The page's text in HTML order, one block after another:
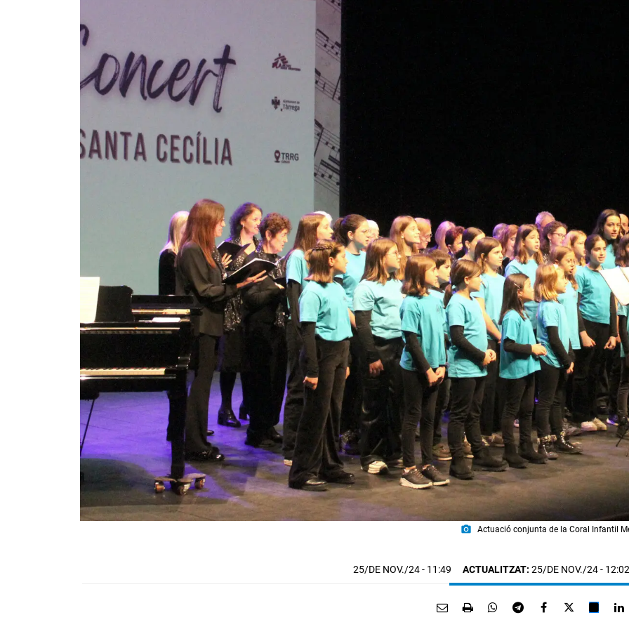
photo_camera Actuació conjunta de la Coral Infantil
25/DE NOV./24- 11:49 ACTUALITZAT: 25/DE NOV./24 - 12:02